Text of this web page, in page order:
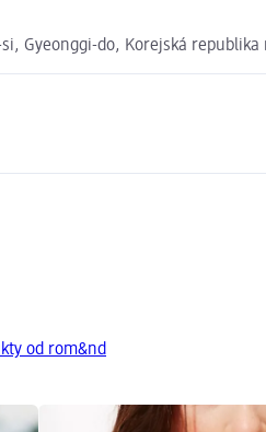
Gyeonggi-do, Korejská
od rom&nd